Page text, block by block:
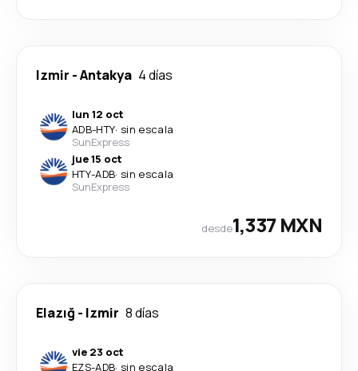
Izmir -Antakya 4 días
lun 12 oct
ADB-HTY· sin escala
SunExpress
jue 15 oct
HTY-ADB· sin escala
SunExpress
desde1,337 MXN
Elazığ - Izmir 8 días
vie 23 oct
EZS-ADB· sin escala